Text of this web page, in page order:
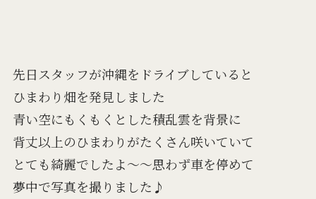
先日スタッフが沖縄をドライブしていると
ひまわり畑を発見しました
青い空にもくもくとした積乱雲を背景に
背丈以上のひまわりがたくさん咲いていて
とても綺麗でしたよ～～思わず車を停めて
夢中で写真を撮りました♪